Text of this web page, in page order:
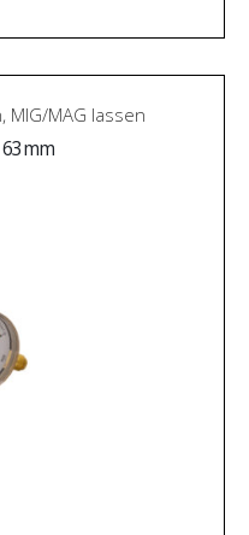
, MIG/MAG lassen